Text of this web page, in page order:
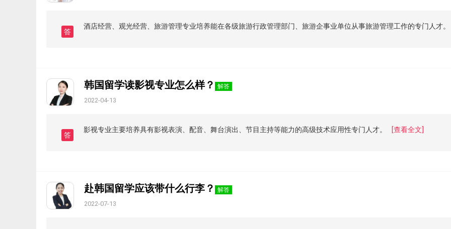
答
酒店经营、观光经营、旅游管理专业培养能在各级旅游行政管理部门、旅游企事业单位从事旅游管理工作的专门人才。
韩国留学读影视专业怎么样？ 解答
2022-04-13
答
影视专业主要培养具有影视表演、配音、舞台演出、节目主持等能力的高级技术应用性专门人才。 [查看全文]
赴韩国留学应该带什么行李？ 解答
2022-07-13